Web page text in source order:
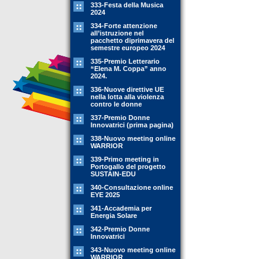
333-Festa della Musica
2024
334-Forte attenzione
all’istruzione nel
pacchetto diprimavera del
semestre europeo 2024
335-Premio Letterario
“Elena M. Coppa” anno
2024.
336-Nuove direttive UE
nella lotta alla violenza
contro le donne
337-Premio Donne
Innovatrici (prima pagina)
338-Nuovo meeting online
WARRIOR
339-Primo meeting in
Portogallo del progetto
SUSTAIN-EDU
340-Consultazione online
EYE 2025
341-Accademia per
Energia Solare
342-Premio Donne
Innovatrici
343-Nuovo meeting online
WARRIOR